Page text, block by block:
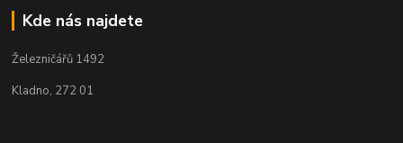
Kde nás najdete
Železničářů 1492
Kladno, 272 01